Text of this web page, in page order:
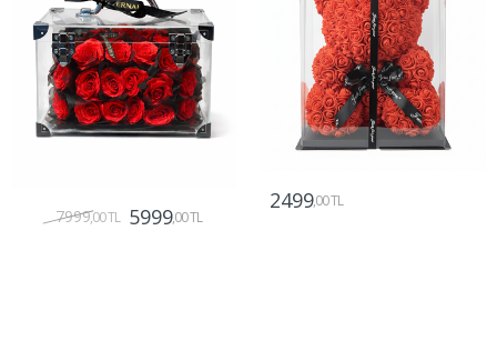
7999,00 TL 5999,00 TL
2499,00 TL